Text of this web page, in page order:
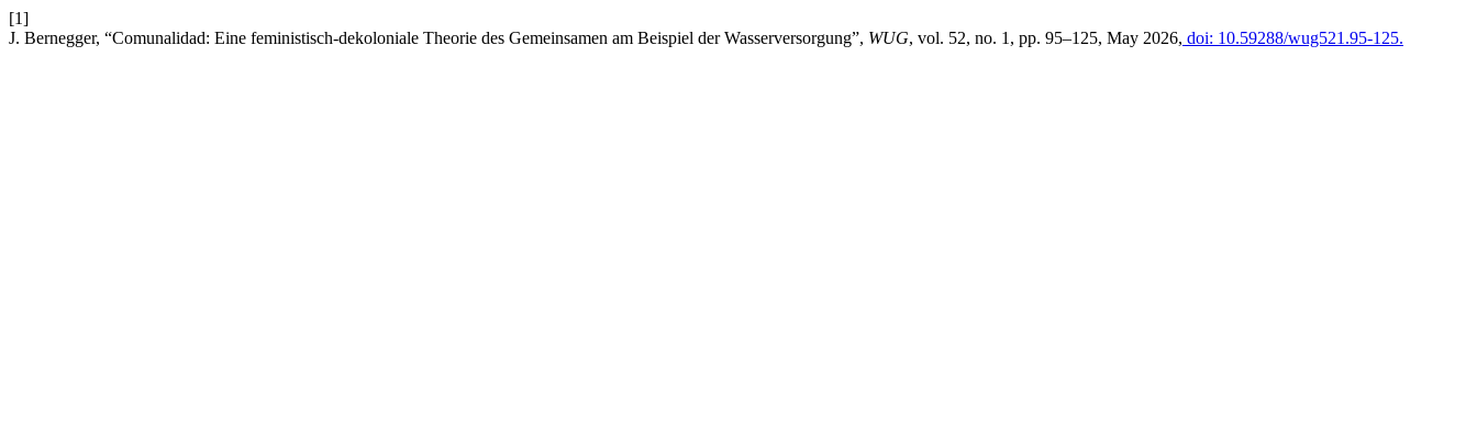
[1]
J. Bernegger, “Comunalidad: Eine feministisch-dekoloniale Theorie des Gemeinsamen am Beispiel der Wasserversorgung”, WUG, vol. 52, no. 1, pp. 95–125, May 2026, doi: 10.59288/wug521.95-125.